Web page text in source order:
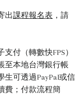
出課程報名表 ，請
付（轉數快FPS）
至本地台灣銀行帳
生可透過PayPal或信
費；付款流程簡